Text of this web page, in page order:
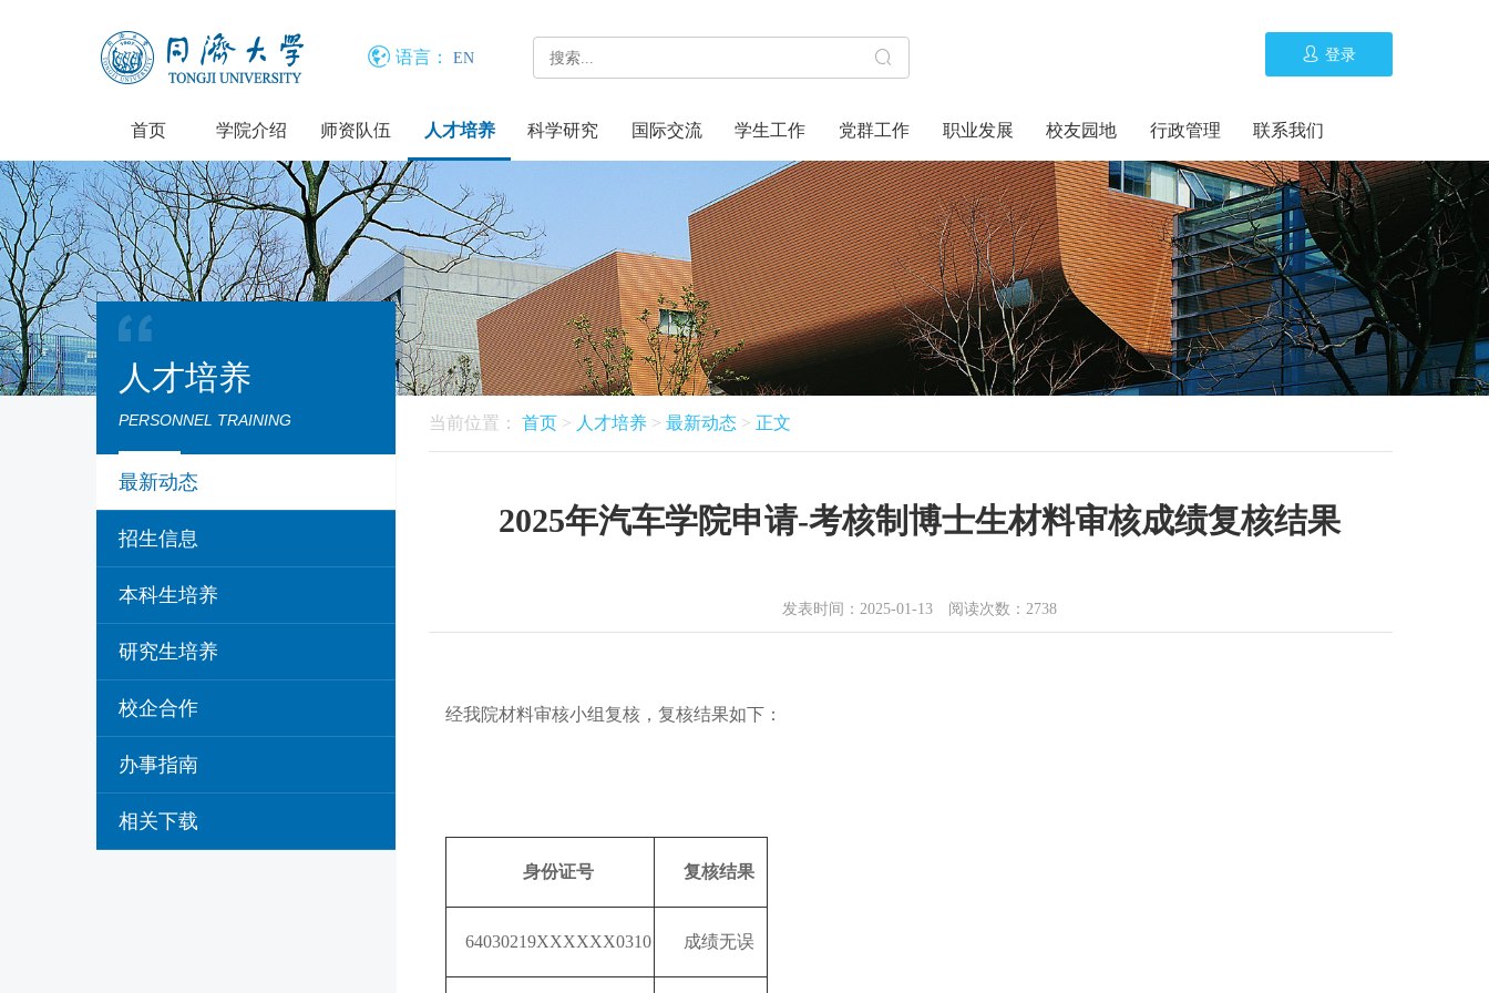
语言： EN 登录
首页 学院介绍 师资队伍 人才培养 科学研究 国际交流 学生工作 党群工作 职业发展 校友园地 行政管理 联系我们
人才培养
PERSONNEL TRAINING
最新动态
招生信息
本科生培养
研究生培养
校企合作
办事指南
相关下载
当前位置： 首页 > 人才培养 > 最新动态 > 正文
2025年汽车学院申请-考核制博士生材料审核成绩复核结果
发表时间：2025-01-13 阅读次数： 2738
经我院材料审核小组复核，复核结果如下：
身份证号 复核结果
64030219XXXXXX0310 成绩无误